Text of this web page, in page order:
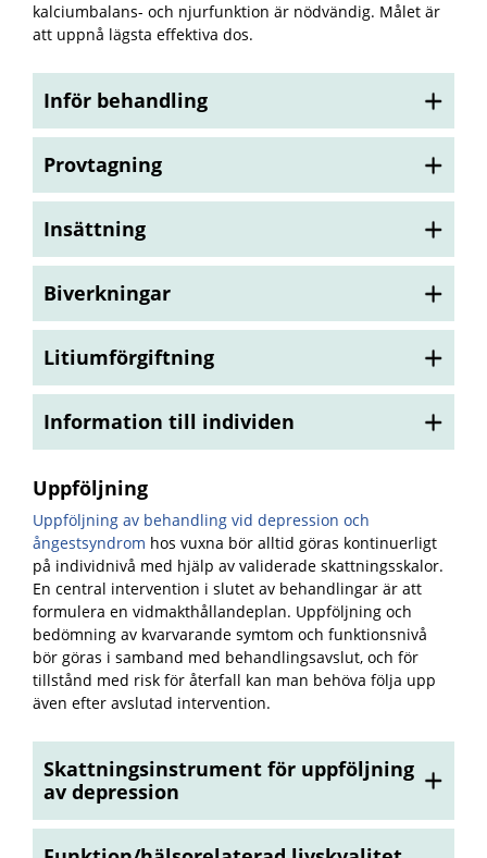
kalciumbalans- och njurfunktion är nödvändig. Målet är
att uppnå lägsta effektiva dos.
Inför behandling
Provtagning
Insättning
Biverkningar
Litiumförgiftning
Information till individen
Uppföljning
Uppföljning av behandling vid depression och
ångestsyndrom hos vuxna bör alltid göras kontinuerligt
på individnivå med hjälp av validerade skattningsskalor.
En central intervention i slutet av behandlingar är att
formulera en vidmakthållandeplan. Uppföljning och
bedömning av kvarvarande symtom och funktionsnivå
bör göras i samband med behandlingsavslut, och för
tillstånd med risk för återfall kan man behöva följa upp
även efter avslutad intervention.
Skattningsinstrument för uppföljning
av depression